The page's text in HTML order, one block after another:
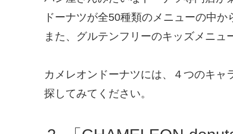
ドーナツが全50種類のメニューの中か
また、グルテンフリーのキッズメニュ
カメレオンドーナツには、４つのキャ
探してみてください。